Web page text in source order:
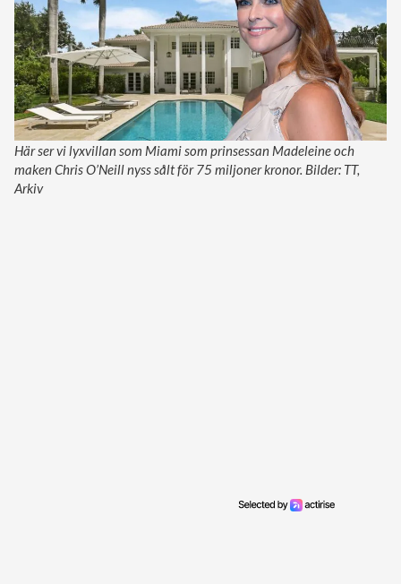
Här ser vi lyxvillan som Miami som prinsessan Madeleine och
maken Chris O’Neill nyss sålt för 75 miljoner kronor. Bilder: TT,
Arkiv